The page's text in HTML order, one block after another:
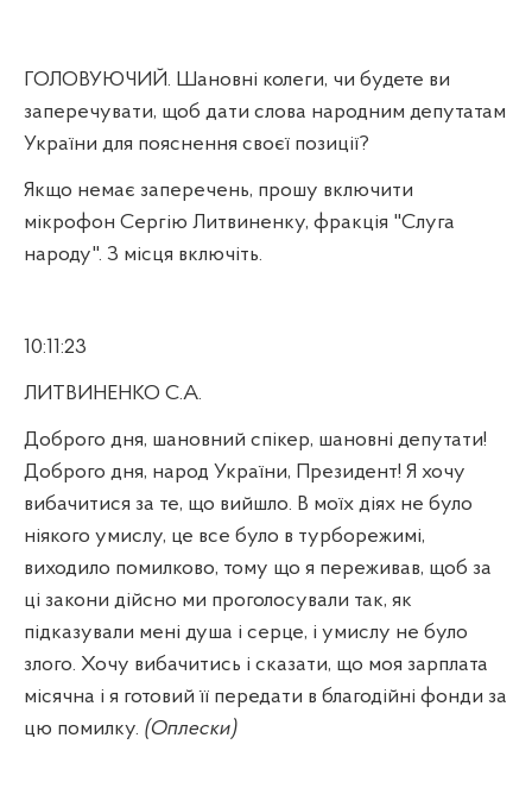
ГОЛОВУЮЧИЙ. Шановні колеги, чи будете ви
заперечувати, щоб дати слова народним депутатам
України для пояснення своєї позиції?
Якщо немає заперечень, прошу включити
мікрофон Сергію Литвиненку, фракція "Слуга
народу". З місця включіть.
10:11:23
ЛИТВИНЕНКО С.А.
Доброго дня, шановний спікер, шановні депутати!
Доброго дня, народ України, Президент! Я хочу
вибачитися за те, що вийшло. В моїх діях не було
ніякого умислу, це все було в турборежимі,
виходило помилково, тому що я переживав, щоб за
ці закони дійсно ми проголосували так, як
підказували мені душа і серце, і умислу не було
злого. Хочу вибачитись і сказати, що моя зарплата
місячна і я готовий її передати в благодійні фонди за
цю помилку. (Оплески)